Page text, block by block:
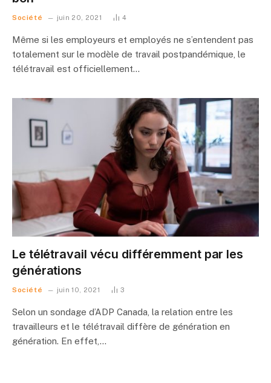
Société juin 20, 2021 4
Même si les employeurs et employés ne s’entendent pas
totalement sur le modèle de travail postpandémique, le
télétravail est officiellement…
Le télétravail vécu différemment par les
générations
Société juin 10, 2021 3
Selon un sondage d’ADP Canada, la relation entre les
travailleurs et le télétravail diffère de génération en
génération. En effet,…